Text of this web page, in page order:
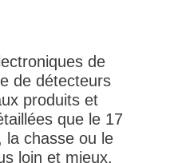
de
de détecteurs
produits et
que le 17
la chasse ou le
loin et mieux.